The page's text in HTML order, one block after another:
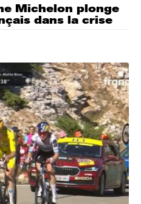
Michelon plonge
dans la crise